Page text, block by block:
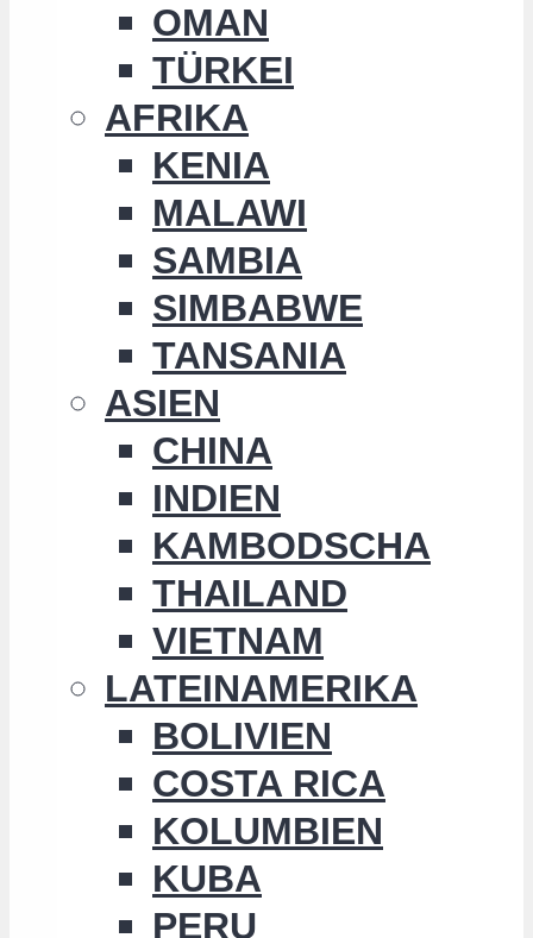
OMAN
TÜRKEI
AFRIKA
KENIA
MALAWI
SAMBIA
SIMBABWE
TANSANIA
ASIEN
CHINA
INDIEN
KAMBODSCHA
THAILAND
VIETNAM
LATEINAMERIKA
BOLIVIEN
COSTA RICA
KOLUMBIEN
KUBA
PERU